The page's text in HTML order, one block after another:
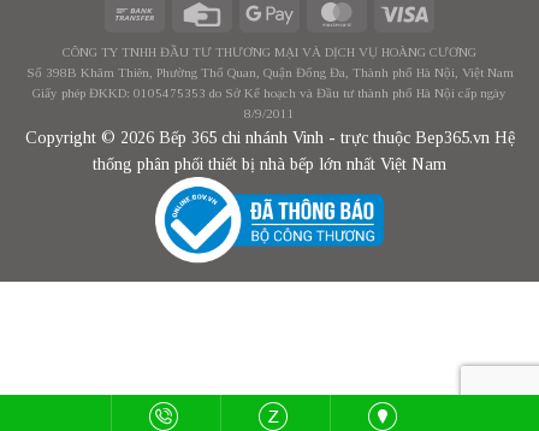
CÔNG TY TNHH ĐẦU TƯ THƯƠNG MẠI VÀ DỊCH VỤ HOÀNG CƯƠNG
Số 398B Khâm Thiên, Phường Thổ Quan, Quận Đống Đa, Thành phố Hà Nội, Việt Nam
Giấy phép ĐKKD: 0105475353 do Sở Kế hoạch và Đầu tư thành phố Hà Nội cấp ngày
8/9/2011
Copyright © 2026 Bếp 365 chi nhánh Vinh - trực thuộc Bep365.vn Hệ
thống phân phối thiết bị nhà bếp lớn nhất Việt Nam